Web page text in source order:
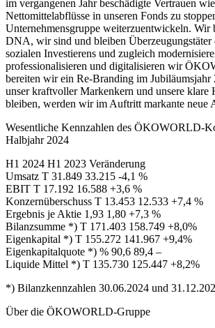
im vergangenen Jahr beschädigte Vertrauen
Nettomittelabflüsse in unseren Fonds zu
Unternehmensgruppe weiterzuentwickeln. Wir
DNA, wir sind und bleiben Überzeugungstäter
sozialen Investierens und zugleich
professionalisieren und digitalisieren wir
bereiten wir ein Re-Branding im Jubiläumsjahr
unser kraftvoller Markenkern und unsere klare
bleiben, werden wir im Auftritt markante neue
Wesentliche Kennzahlen des ÖKOWORLD-
Halbjahr 2024
H1 2024 H1 2023 Veränderung
Umsatz T 31.849 33.215 -4,1 %
EBIT T 17.192 16.588 +3,6 %
Konzernüberschuss T 13.453 12.533 +7,4 %
Ergebnis je Aktie 1,93 1,80 +7,3 %
Bilanzsumme *) T 171.403 158.749 +8,0%
Eigenkapital *) T 155.272 141.967 +9,4%
Eigenkapitalquote *) % 90,6 89,4 –
Liquide Mittel *) T 135.730 125.447 +8,2%
*) Bilanzkennzahlen 30.06.2024 und
Über die ÖKOWORLD-Gruppe